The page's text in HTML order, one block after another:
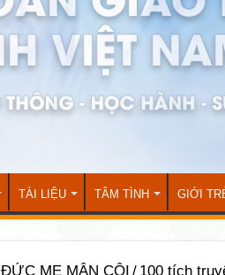
TÀI LIỆU TÂM TÌNH GIỚI
ĐỨC MẸ MÂN CÔI / 100 tích